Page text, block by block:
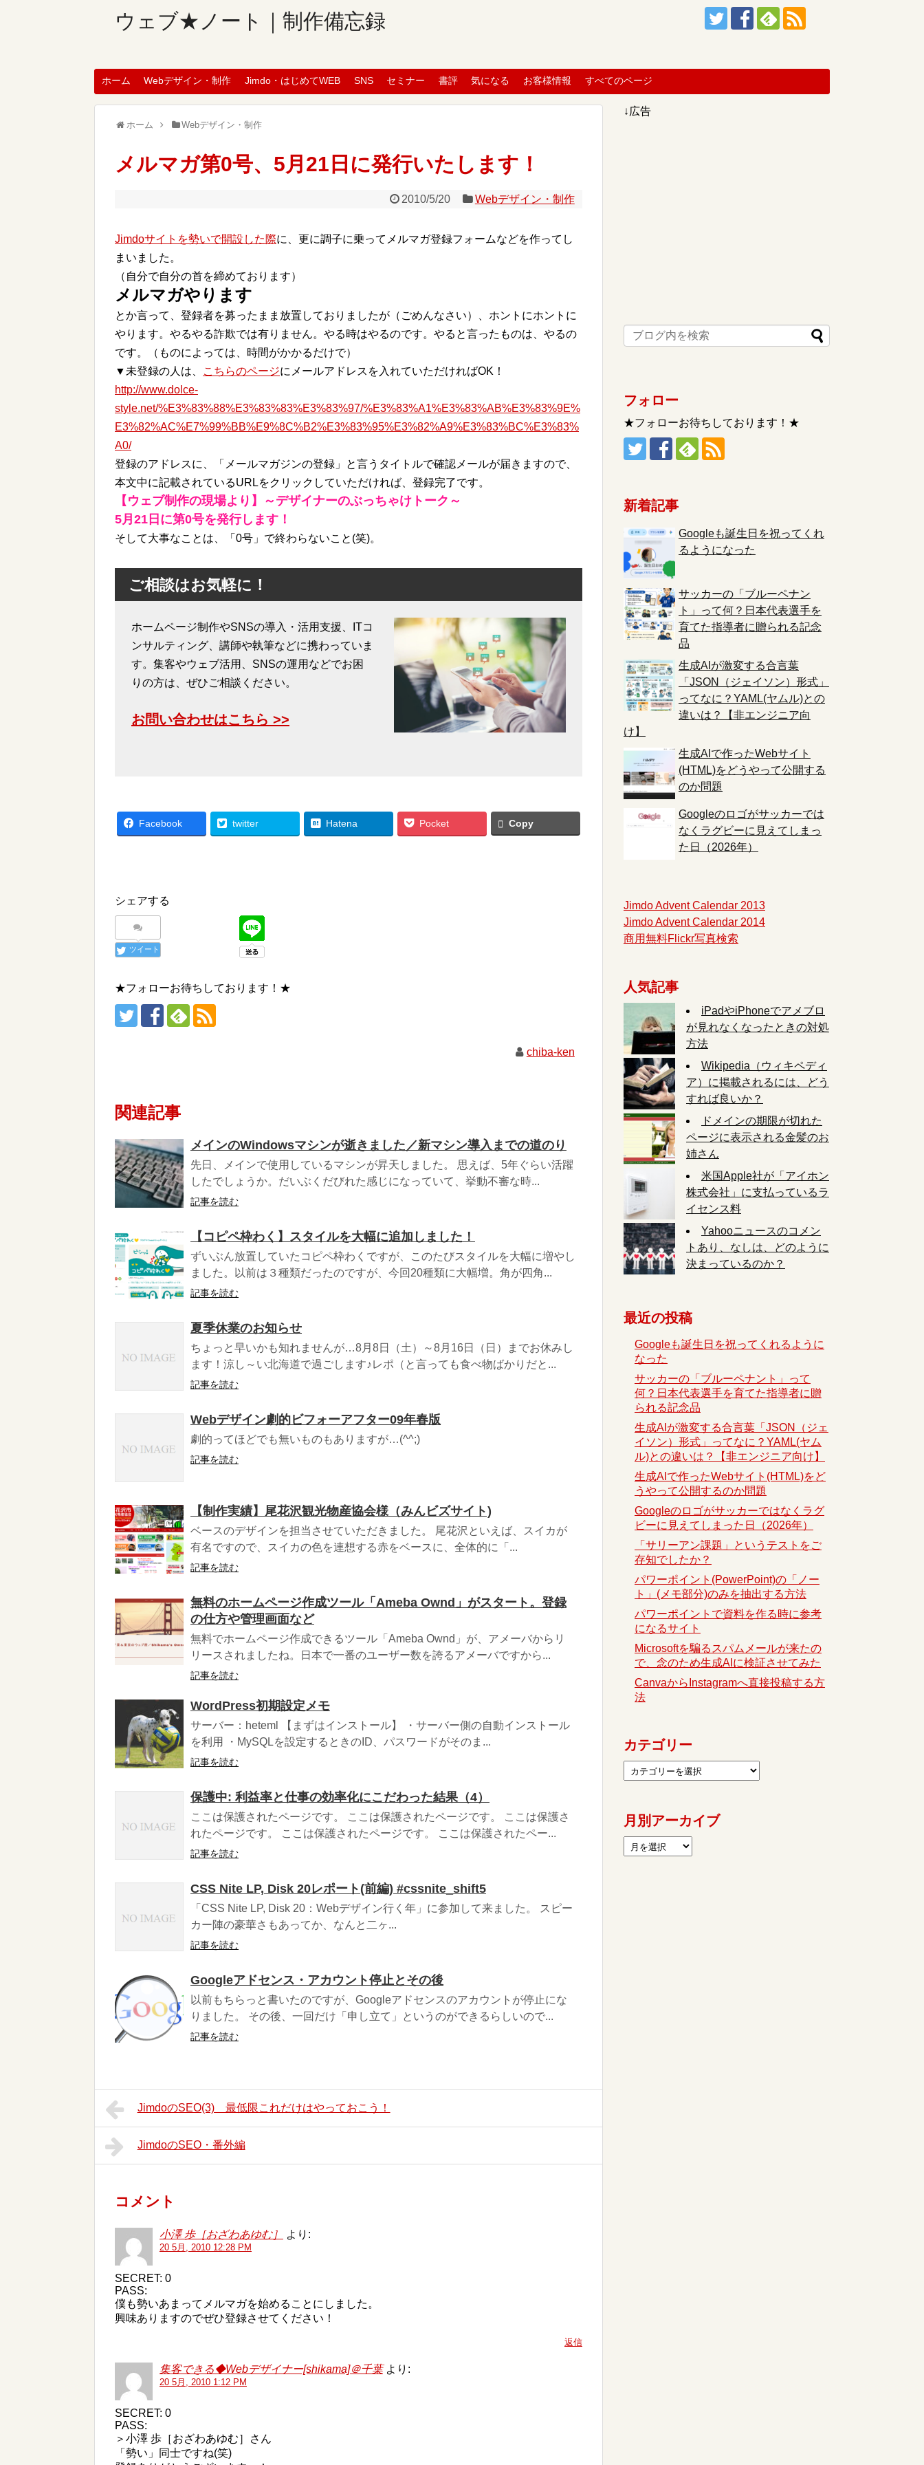
ウェブ★ノート｜制作備忘録
ホーム Webデザイン・制作 Jimdo・はじめてWEB SNS セミナー 書評 気になる お客様情報 すべてのページ
ホーム Webデザイン・制作
メルマガ第0号、5月21日に発行いたします！
2010/5/20 Webデザイン・制作
Jimdoサイトを勢いで開設した際に、更に調子に乗ってメルマガ登録フォームなどを作ってし
まいました。
（自分で自分の首を締めております）
メルマガやります
とか言って、登録者を募ったまま放置しておりましたが（ごめんなさい）、ホントにホントに
やります。やるやる詐欺では有りません。やる時はやるのです。やると言ったものは、やるの
です。（ものによっては、時間がかかるだけで）
▼未登録の人は、
こちらのページにメールアドレスを入れていただければOK！
http://www.dolce-
style.net/%E3%83%88%E3%83%83%E3%83%97/%E3%83%A1%E3%83%AB%E3%83%9E%
E3%82%AC%E7%99%BB%E9%8C%B2%E3%83%95%E3%82%A9%E3%83%BC%E3%83%
A0/
登録のアドレスに、「メールマガジンの登録」と言うタイトルで確認メールが届きますので、
本文中に記載されているURLをクリックしていただければ、登録完了です。
【ウェブ制作の現場より】～デザイナーのぶっちゃけトーク～
5月21日に第0号を発行します！
そして大事なことは、「0号」で終わらないこと(笑)。
ご相談はお気軽に！
ホームページ制作やSNSの導入・活用支援、ITコ
ンサルティング、講師や執筆などに携わっていま
す。集客やウェブ活用、SNSの運用などでお困
りの方は、ぜひご相談ください。
お問い合わせはこちら >>
Facebook twitter Hatena Pocket Copy
シェアする
ツイート
★フォローお待ちしております！★
chiba-ken
関連記事
メインのWindowsマシンが逝きました／新マシン導入までの道のり
先日、メインで使用しているマシンが昇天しました。 思えば、5年ぐらい活躍
したでしょうか。だいぶくだびれた感じになっていて、挙動不審な時...
記事を読む
【コピペ枠わく】スタイルを大幅に追加しました！
ずいぶん放置していたコピペ枠わくですが、このたびスタイルを大幅に増やし
ました。以前は３種類だったのですが、今回20種類に大幅増。角が四角...
記事を読む
夏季休業のお知らせ
ちょっと早いかも知れませんが…8月8日（土）～8月16日（日）までお休みし
ます！涼し～い北海道で過ごします♪レポ（と言っても食べ物ばかりだと...
記事を読む
Webデザイン劇的ビフォーアフター09年春版
劇的ってほどでも無いものもありますが…(^^;)
記事を読む
【制作実績】尾花沢観光物産協会様（みんビズサイト)
ベースのデザインを担当させていただきました。 尾花沢といえば、スイカが
有名ですので、スイカの色を連想する赤をベースに、全体的に「...
記事を読む
無料のホームページ作成ツール「Ameba Ownd」がスタート。登録
の仕方や管理画面など
無料でホームページ作成できるツール「Ameba Ownd」が、アメーバからリ
リースされましたね。日本で一番のユーザー数を誇るアメーバですから...
記事を読む
WordPress初期設定メモ
サーバー：heteml 【まずはインストール】 ・サーバー側の自動インストール
を利用 ・MySQLを設定するときのID、パスワードがそのま...
記事を読む
保護中: 利益率と仕事の効率化にこだわった結果（4）
ここは保護されたページです。 ここは保護されたページです。 ここは保護さ
れたページです。 ここは保護されたページです。 ここは保護されたペー...
記事を読む
CSS Nite LP, Disk 20レポート(前編) #cssnite_shift5
「CSS Nite LP, Disk 20：Webデザイン行く年」に参加して来ました。 スピー
カー陣の豪華さもあってか、なんと二ヶ...
記事を読む
Googleアドセンス・アカウント停止とその後
以前もちらっと書いたのですが、Googleアドセンスのアカウントが停止にな
りました。 その後、一回だけ「申し立て」というのができるらしいので...
記事を読む
JimdoのSEO(3) 最低限これだけはやっておこう！
JimdoのSEO・番外編
コメント
小澤 歩［おざわあゆむ］ より:
20 5月, 2010 12:28 PM
SECRET: 0
PASS:
僕も勢いあまってメルマガを始めることにしました。
興味ありますのでぜひ登録させてください！
返信
集客できる◆Webデザイナー[shikama]＠千葉 より:
20 5月, 2010 1:12 PM
SECRET: 0
PASS:
＞小澤 歩［おざわあゆむ］さん
「勢い」同士ですね(笑)
↓広告
フォロー
★フォローお待ちしております！★
新着記事
Googleも誕生日を祝ってくれ
るようになった
サッカーの「ブルーペナン
ト」って何？日本代表選手を
育てた指導者に贈られる記念
品
生成AIが激変する合言葉
「JSON（ジェイソン）形式」
ってなに？YAML(ヤムル)との
違いは？【非エンジニア向
け】
生成AIで作ったWebサイト
(HTML)をどうやって公開する
のか問題
Googleのロゴがサッカーでは
なくラグビーに見えてしまっ
た日（2026年）
Jimdo Advent Calendar 2013
Jimdo Advent Calendar 2014
商用無料Flickr写真検索
人気記事
iPadやiPhoneでアメブロ
が見れなくなったときの対処
方法
Wikipedia（ウィキペディ
ア）に掲載されるには、どう
すれば良いか？
ドメインの期限が切れた
ページに表示される金髪のお
姉さん
米国Apple社が「アイホン
株式会社」に支払っているラ
イセンス料
Yahooニュースのコメン
トあり、なしは、どのように
決まっているのか？
最近の投稿
Googleも誕生日を祝ってくれるように
なった
サッカーの「ブルーペナント」って
何？日本代表選手を育てた指導者に贈
られる記念品
生成AIが激変する合言葉「JSON（ジェ
イソン）形式」ってなに？YAML(ヤム
ル)との違いは？【非エンジニア向け】
生成AIで作ったWebサイト(HTML)をど
うやって公開するのか問題
Googleのロゴがサッカーではなくラグ
ビーに見えてしまった日（2026年）
「サリーアン課題」というテストをご
存知でしたか？
パワーポイント(PowerPoint)の「ノー
ト」(メモ部分)のみを抽出する方法
パワーポイントで資料を作る時に参考
になるサイト
Microsoftを騙るスパムメールが来たの
で、念のため生成AIに検証させてみた
CanvaからInstagramへ直接投稿する方
法
カテゴリー
月別アーカイブ